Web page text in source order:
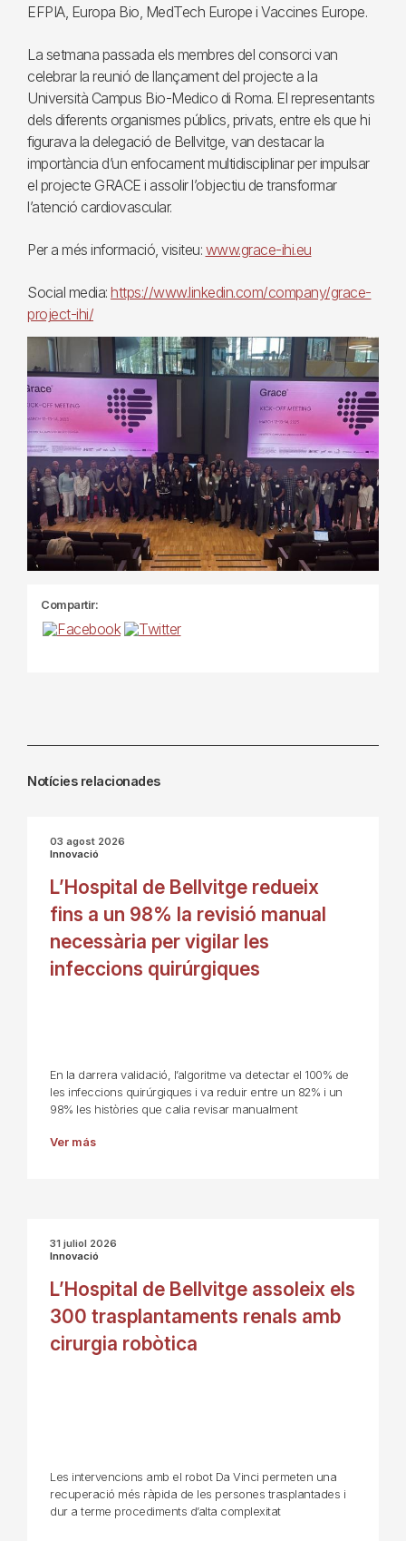
EFPIA, Europa Bio, MedTech Europe i Vaccines Europe.
La setmana passada els membres del consorci van
celebrar la reunió de llançament del projecte a la
Università Campus Bio-Medico di Roma. El representants
dels diferents organismes públics, privats, entre els que hi
figurava la delegació de Bellvitge, van destacar la
importància d’un enfocament multidisciplinar per impulsar
el projecte GRACE i assolir l’objectiu de transformar
l’atenció cardiovascular.
Per a més informació, visiteu: www.grace-ihi.eu
Social media: https://www.linkedin.com/company/grace-
project-ihi/
Compartir:
Notícies relacionades
03 agost 2026
Innovació
L’Hospital de Bellvitge redueix
fins a un 98% la revisió manual
necessària per vigilar les
infeccions quirúrgiques
En la darrera validació, l’algoritme va detectar el 100% de
les infeccions quirúrgiques i va reduir entre un 82% i un
98% les històries que calia revisar manualment
Ver más
31 juliol 2026
Innovació
L’Hospital de Bellvitge assoleix els
300 trasplantaments renals amb
cirurgia robòtica
Les intervencions amb el robot Da Vinci permeten una
recuperació més ràpida de les persones trasplantades i
dur a terme procediments d’alta complexitat